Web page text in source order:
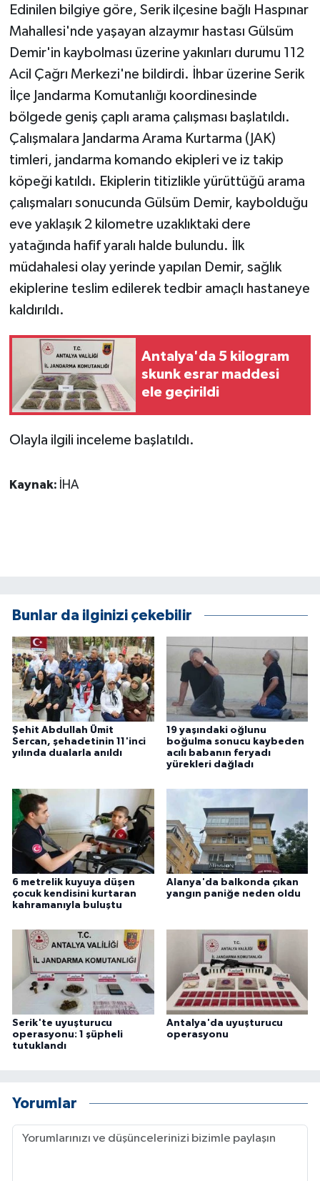
Edinilen bilgiye göre, Serik ilçesine bağlı Haspınar
Mahallesi'nde yaşayan alzaymır hastası Gülsüm
Demir'in kaybolması üzerine yakınları durumu 112
Acil Çağrı Merkezi'ne bildirdi. İhbar üzerine Serik
İlçe Jandarma Komutanlığı koordinesinde
bölgede geniş çaplı arama çalışması başlatıldı.
Çalışmalara Jandarma Arama Kurtarma (JAK)
timleri, jandarma komando ekipleri ve iz takip
köpeği katıldı. Ekiplerin titizlikle yürüttüğü arama
çalışmaları sonucunda Gülsüm Demir, kaybolduğu
eve yaklaşık 2 kilometre uzaklıktaki dere
yatağında hafif yaralı halde bulundu. İlk
müdahalesi olay yerinde yapılan Demir, sağlık
ekiplerine teslim edilerek tedbir amaçlı hastaneye
kaldırıldı.
Antalya'da 5 kilogram
skunk esrar maddesi
ele geçirildi
Olayla ilgili inceleme başlatıldı.
Kaynak: İHA
Bunlar da ilginizi çekebilir
Şehit Abdullah Ümit
Sercan, şehadetinin 11'inci
yılında dualarla anıldı
19 yaşındaki oğlunu
boğulma sonucu kaybeden
acılı babanın feryadı
yürekleri dağladı
6 metrelik kuyuya düşen
çocuk kendisini kurtaran
kahramanıyla buluştu
Alanya'da balkonda çıkan
yangın paniğe neden oldu
Serik'te uyuşturucu
operasyonu: 1 şüpheli
tutuklandı
Antalya'da uyuşturucu
operasyonu
Yorumlar
Güvenlik
İNSAN
İş Dünyası
Jandarma
Kadın
KÜLTÜR SANAT
MAGAZİN
POLİTİKA
Sağlık
SİYASET
SPOR HABERLERİ
TEKNOLOJİ
Yerel Haberler